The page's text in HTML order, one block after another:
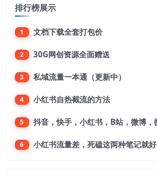
排行榜展示
1 文档下载全套打包价
2 30G网创资源全面赠送
3 私域流量一本通（更新中）
4 小红书自热截流的方法
5
6 小红书流量差，死磕这两种笔记就好